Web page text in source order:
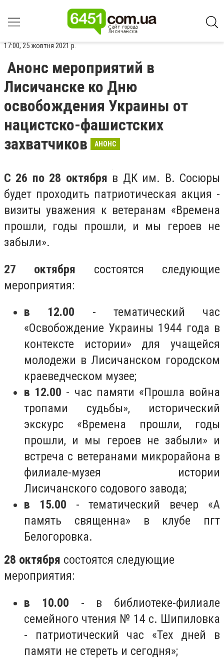
17:00, 25 жовтня 2021 р.
Анонс мероприятий в
Лисичанске ко Дню
освобождения Украины от
нацистско-фашистских
захватчиков
АНОНС
С 26 по 28 октября в ДК им. В. Сосюры
будет проходить патриотическая акция -
визиты уважения к ветеранам «Времена
прошли, годы прошли, и мы героев не
забыли».
27 октября состоятся следующие
мероприятия:
в 12.00 - тематический час
«Освобождение Украины 1944 года в
контексте истории» для учащейся
молодежи в Лисичанском городском
краеведческом музее;
в 12.00 - час памяти «Прошла война
тропами судьбы», исторический
экскурс «Времена прошли, годы
прошли, и мы героев не забыли» и
встреча с ветеранами микрорайона в
филиале-музея истории
Лисичанского содового завода;
в 15.00 - тематический вечер «А
память священна» в клубе пгт
Белогоровка.
28 октября состоятся следующие
мероприятия:
в 10.00 - в библиотеке-филиале
семейного чтения № 14 с. Шипиловка
- патриотический час «Тех дней в
памяти не стереть и сегодня»;